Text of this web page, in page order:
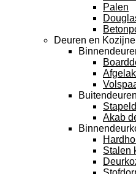
Palen
Deuren en
Buitendeuren
Akab
Stalen